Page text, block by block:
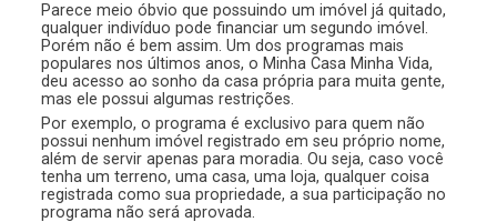
Parece meio óbvio que possuindo um imóvel já quitado,
qualquer indivíduo pode financiar um segundo imóvel.
Porém não é bem assim. Um dos programas mais
populares nos últimos anos, o Minha Casa Minha Vida,
deu acesso ao sonho da casa própria para muita gente,
mas ele possui algumas restrições.
Por exemplo, o programa é exclusivo para quem não
possui nenhum imóvel registrado em seu próprio nome,
além de servir apenas para moradia. Ou seja, caso você
tenha um terreno, uma casa, uma loja, qualquer coisa
registrada como sua propriedade, a sua participação no
programa não será aprovada.